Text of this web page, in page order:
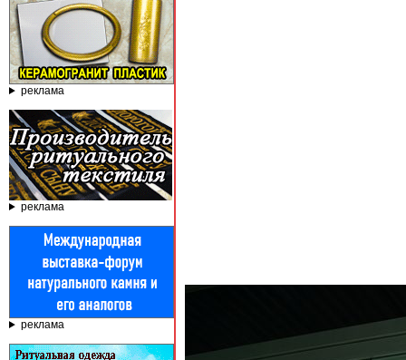
реклама
реклама
реклама